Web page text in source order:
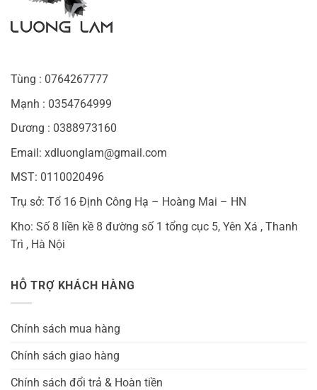
Tùng : 0764267777
Mạnh : 0354764999
Dương : 0388973160
Email: xdluonglam@gmail.com
MST: 0110020496
Trụ sở: Tổ 16 Định Công Hạ – Hoàng Mai – HN
Kho: Số 8 liền kề 8 đường số 1 tổng cục 5, Yên Xá , Thanh
Trì , Hà Nội
HỖ TRỢ KHÁCH HÀNG
Chính sách mua hàng
Chính sách giao hàng
Chính sách đổi trả & Hoàn tiền